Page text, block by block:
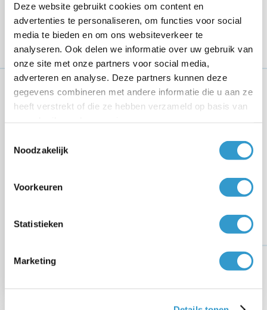
Deze website gebruikt cookies om content en
advertenties te personaliseren, om functies voor social
media te bieden en om ons websiteverkeer te
analyseren. Ook delen we informatie over uw gebruik van
onze site met onze partners voor social media,
adverteren en analyse. Deze partners kunnen deze
gegevens combineren met andere informatie die u aan ze
heeft verstrekt of die ze hebben verzameld op basis van
Noodzakelijk
Voorkeuren
Statistieken
Marketing
Zet uren eenvoudig om in facturen
Met één druk op de knop zet je geregistreerde uren
om in een correcte factuur die je direct naar je klant
stuurt. Geen zorgen meer over ontbrekende uren of
fouten op je facturen.
BELASTING